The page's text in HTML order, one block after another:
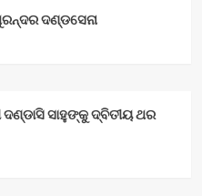
ଦଣ୍ଡସେନା
ସାହୁଙ୍କୁ ଦ୍ବିତୀୟ ଥର